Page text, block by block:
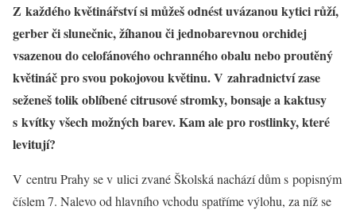
Z každého květinářství si můžeš odnést uvázanou kytici růží,
gerber či slunečnic, žíhanou či jednobarevnou orchidej
vsazenou do celofánového ochranného obalu nebo proutěný
květináč pro svou pokojovou květinu. V zahradnictví zase
seženeš tolik oblíbené citrusové stromky, bonsaje a kaktusy
s kvítky všech možných barev. Kam ale pro rostlinky, které
levitují?
V centru Prahy se v ulici zvané Školská nachází dům s popisným
číslem 7. Nalevo od hlavního vchodu spatříme výlohu, za níž se